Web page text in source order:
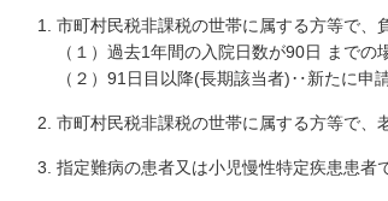
市町村民税非課税の世帯に属する方等で、
（１）過去1年間の入院日数が90日 までの場
（２）91日目以降(長期該当者)‥新たに申
市町村民税非課税の世帯に属する方等で、
指定難病の患者又は小児慢性特定疾患患者